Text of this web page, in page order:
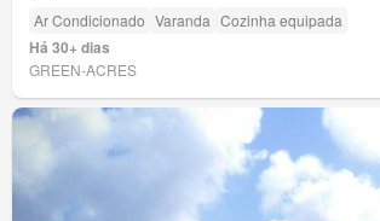
Ar Condicionado Varanda Cozinha equipada
Há 30+ dias
GREEN-ACRES